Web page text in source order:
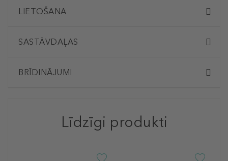
LIETOŠANA
SASTĀVDAĻAS
BRĪDINĀJUMI
Līdzīgi produkti